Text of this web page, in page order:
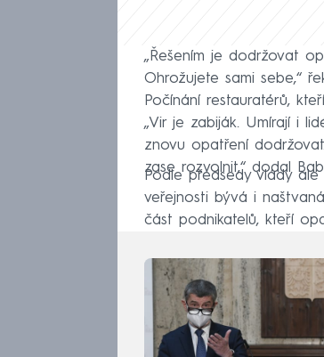
„Řešením je dodržovat
Ohrožujete sami sebe,“
Počínání restauratérů,
„Vir je zabiják. Umírají i
znovu opatření
zase rozvolnit,“ dodal
Podle předsedy vlády
veřejnosti bývá i
část podnikatelů, kteří